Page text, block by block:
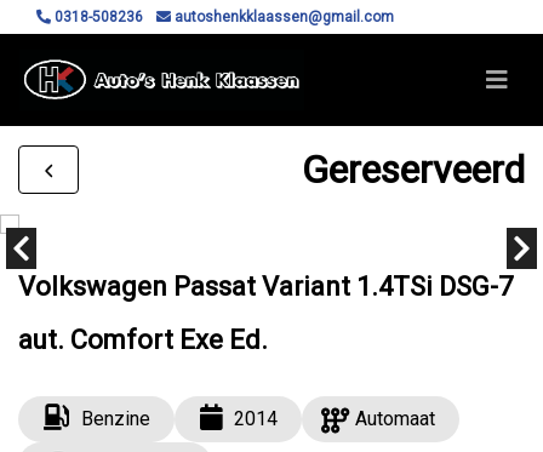
0318-508236 autoshenkklaassen@gmail.com
Gereserveerd
Volkswagen Passat Variant 1.4TSi DSG-7
aut. Comfort Exe Ed.
Benzine 2014
Automaat